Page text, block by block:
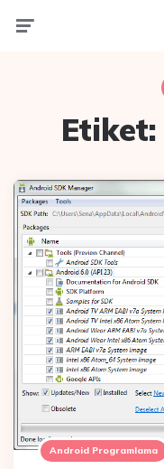
Etiket:
Android Programlama